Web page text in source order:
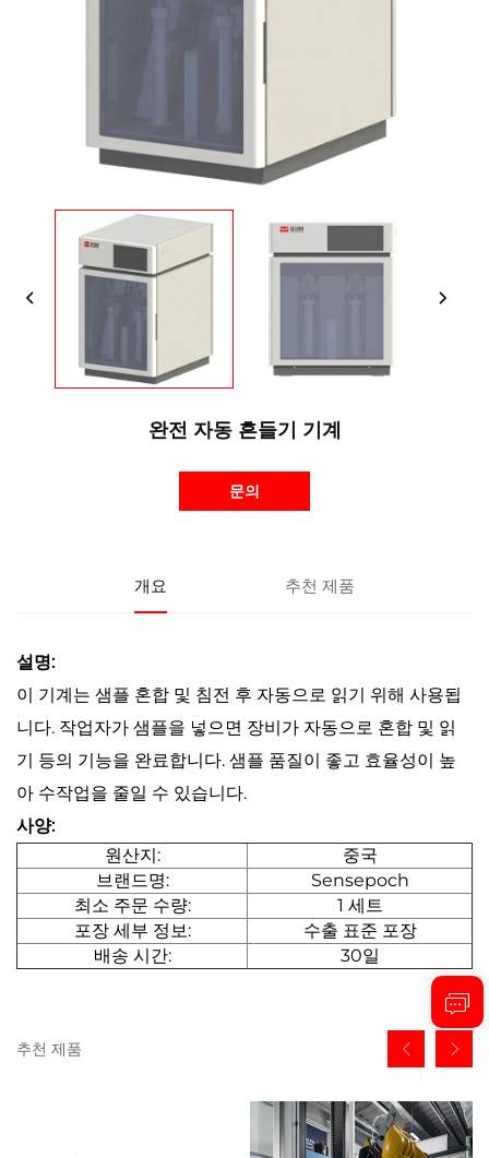
완전 자동 흔들기 기계
문의
개요 추천 제품
설명:
이 기계는 샘플 혼합 및 침전 후 자동으로 읽기 위해 사용됩
니다. 작업자가 샘플을 넣으면 장비가 자동으로 혼합 및 읽
기 등의 기능을 완료합니다. 샘플 품질이 좋고 효율성이 높
아 수작업을 줄일 수 있습니다.
사양:
원산지:
중국
브랜드명:
Sensepoch
최소 주문 수량:
1 세트
포장 세부 정보:
수출 표준 포장
배송 시간:
30일
추천 제품